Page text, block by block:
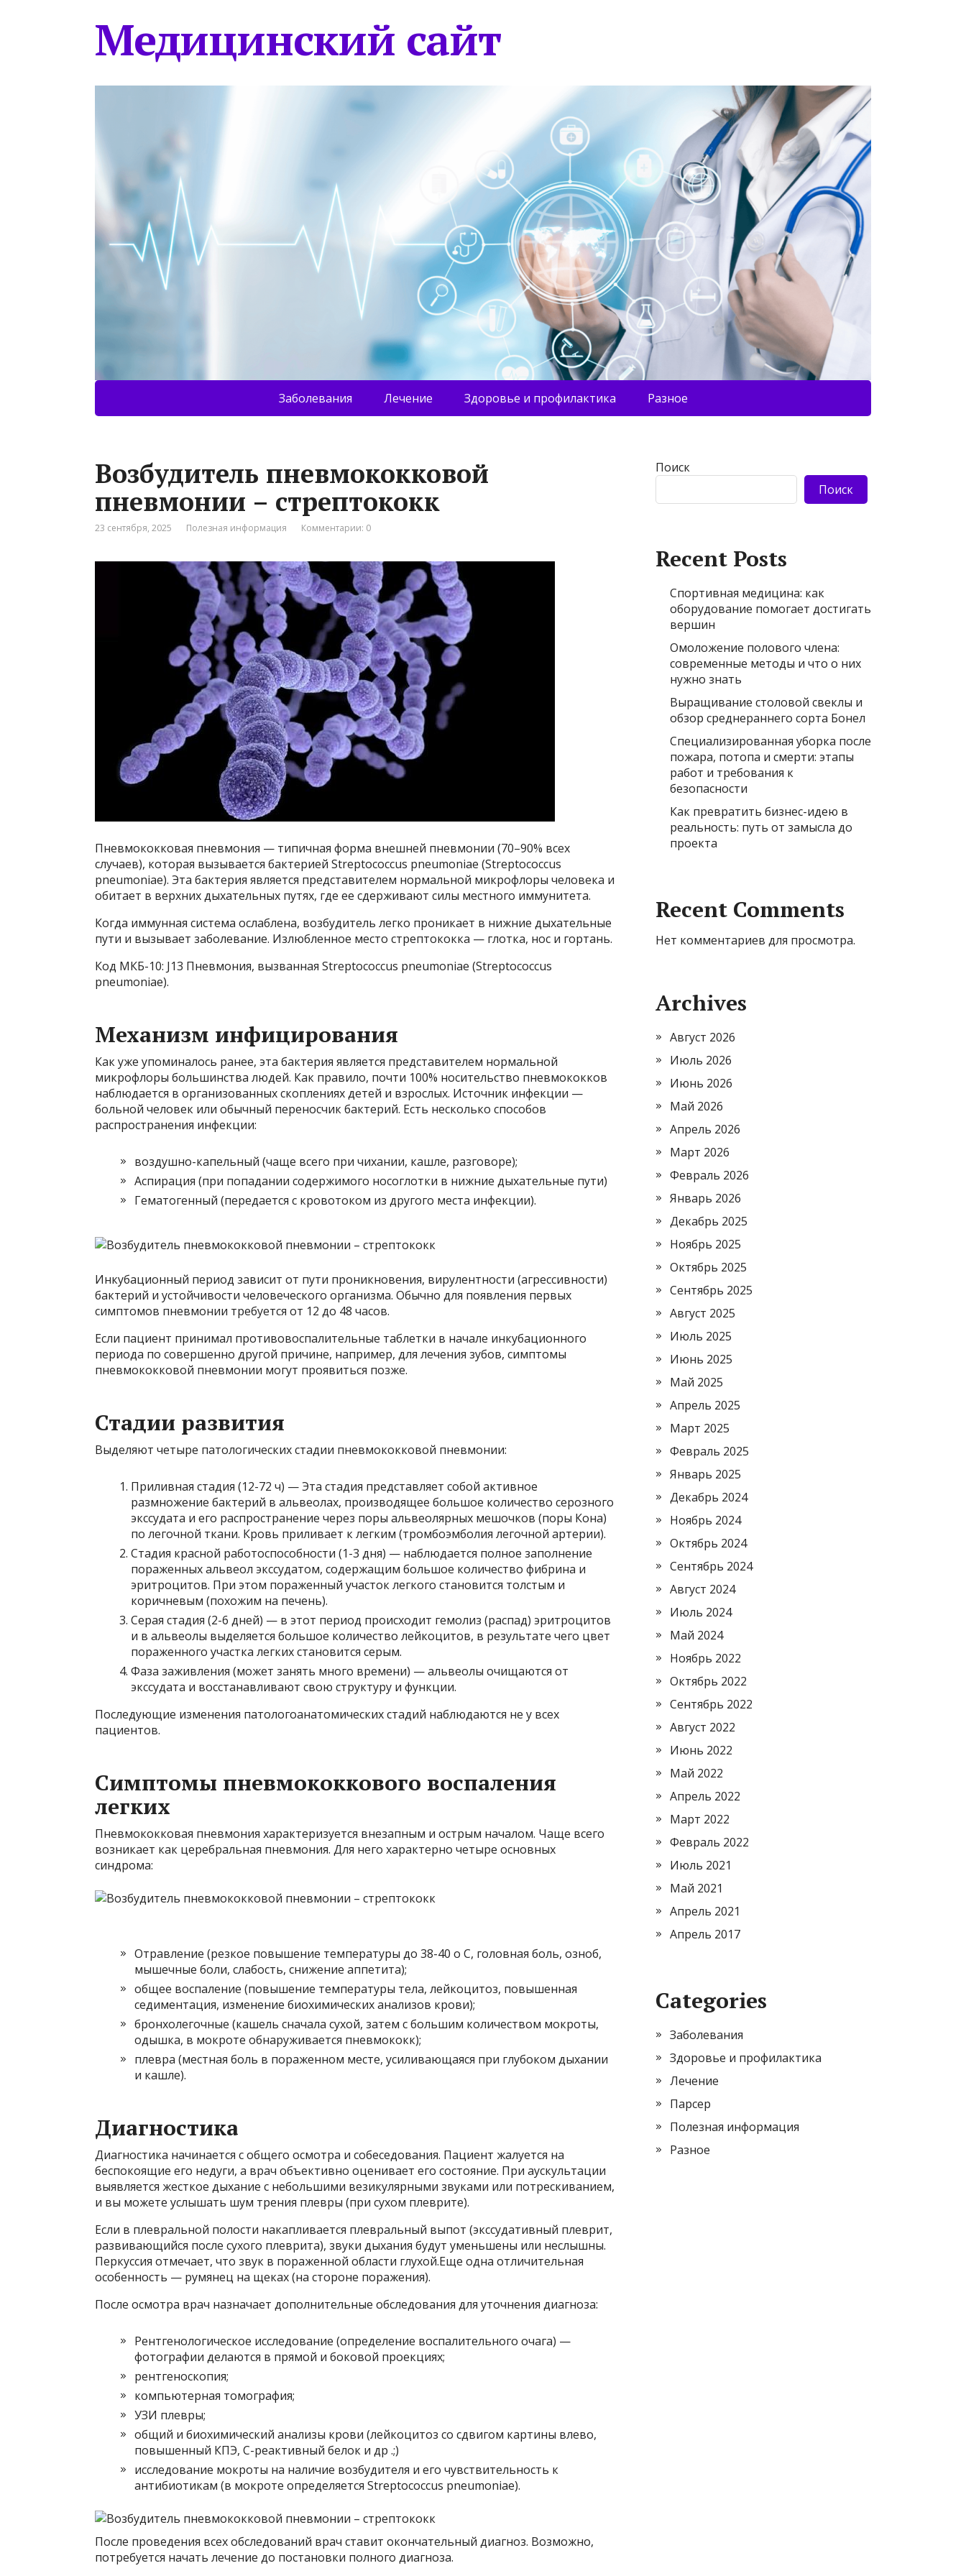
Медицинский сайт
Заболевания Лечение Здоровье и профилактика Разное
Возбудитель пневмококковой
пневмонии – стрептококк
23 сентября, 2025 Полезная информация Комментарии: 0
Пневмококковая пневмония — типичная форма внешней пневмонии (70–90% всех
случаев), которая вызывается бактерией Streptococcus pneumoniae (Streptococcus
pneumoniae). Эта бактерия является представителем нормальной микрофлоры человека и
обитает в верхних дыхательных путях, где ее сдерживают силы местного иммунитета.
Когда иммунная система ослаблена, возбудитель легко проникает в нижние дыхательные
пути и вызывает заболевание. Излюбленное место стрептококка — глотка, нос и гортань.
Код МКБ-10: J13 Пневмония, вызванная Streptococcus pneumoniae (Streptococcus
pneumoniae).
Механизм инфицирования
Как уже упоминалось ранее, эта бактерия является представителем нормальной
микрофлоры большинства людей. Как правило, почти 100% носительство пневмококков
наблюдается в организованных скоплениях детей и взрослых. Источник инфекции —
больной человек или обычный переносчик бактерий. Есть несколько способов
распространения инфекции:
воздушно-капельный (чаще всего при чихании, кашле, разговоре);
Аспирация (при попадании содержимого носоглотки в нижние дыхательные пути)
Гематогенный (передается с кровотоком из другого места инфекции).
Инкубационный период зависит от пути проникновения, вирулентности (агрессивности)
бактерий и устойчивости человеческого организма. Обычно для появления первых
симптомов пневмонии требуется от 12 до 48 часов.
Если пациент принимал противовоспалительные таблетки в начале инкубационного
периода по совершенно другой причине, например, для лечения зубов, симптомы
пневмококковой пневмонии могут проявиться позже.
Стадии развития
Выделяют четыре патологических стадии пневмококковой пневмонии:
Приливная стадия (12-72 ч) — Эта стадия представляет собой активное
размножение бактерий в альвеолах, производящее большое количество серозного
экссудата и его распространение через поры альвеолярных мешочков (поры Кона)
по легочной ткани. Кровь приливает к легким (тромбоэмболия легочной артерии).
Стадия красной работоспособности (1-3 дня) — наблюдается полное заполнение
пораженных альвеол экссудатом, содержащим большое количество фибрина и
эритроцитов. При этом пораженный участок легкого становится толстым и
коричневым (похожим на печень).
Серая стадия (2-6 дней) — в этот период происходит гемолиз (распад) эритроцитов
и в альвеолы ​​выделяется большое количество лейкоцитов, в результате чего цвет
пораженного участка легких становится серым.
Фаза заживления (может занять много времени) — альвеолы ​​очищаются от
экссудата и восстанавливают свою структуру и функции.
Последующие изменения патологоанатомических стадий наблюдаются не у всех
пациентов.
Симптомы пневмококкового воспаления
легких
Пневмококковая пневмония характеризуется внезапным и острым началом. Чаще всего
возникает как церебральная пневмония. Для него характерно четыре основных
синдрома:
Отравление (резкое повышение температуры до 38-40 o C, головная боль, озноб,
мышечные боли, слабость, снижение аппетита);
общее воспаление (повышение температуры тела, лейкоцитоз, повышенная
седиментация, изменение биохимических анализов крови);
бронхолегочные (кашель сначала сухой, затем с большим количеством мокроты,
одышка, в мокроте обнаруживается пневмококк);
плевра (местная боль в пораженном месте, усиливающаяся при глубоком дыхании
и кашле).
Диагностика
Диагностика начинается с общего осмотра и собеседования. Пациент жалуется на
беспокоящие его недуги, а врач объективно оценивает его состояние. При аускультации
выявляется жесткое дыхание с небольшими везикулярными звуками или потрескиванием,
и вы можете услышать шум трения плевры (при сухом плеврите).
Если в плевральной полости накапливается плевральный выпот (экссудативный плеврит,
развивающийся после сухого плеврита), звуки дыхания будут уменьшены или неслышны.
Перкуссия отмечает, что звук в пораженной области глухой.Еще одна отличительная
особенность — румянец на щеках (на стороне поражения).
После осмотра врач назначает дополнительные обследования для уточнения диагноза:
Рентгенологическое исследование (определение воспалительного очага) —
фотографии делаются в прямой и боковой проекциях;
рентгеноскопия;
компьютерная томография;
УЗИ плевры;
общий и биохимический анализы крови (лейкоцитоз со сдвигом картины влево,
повышенный КПЭ, С-реактивный белок и др .;)
исследование мокроты на наличие возбудителя и его чувствительность к
антибиотикам (в мокроте определяется Streptococcus pneumoniae).
После проведения всех обследований врач ставит окончательный диагноз. Возможно,
потребуется начать лечение до постановки полного диагноза.
Поиск
Поиск
Recent Posts
Спортивная медицина: как
оборудование помогает достигать
вершин
Омоложение полового члена:
современные методы и что о них
нужно знать
Выращивание столовой свеклы и
обзор среднераннего сорта Бонел
Специализированная уборка после
пожара, потопа и смерти: этапы
работ и требования к
безопасности
Как превратить бизнес-идею в
реальность: путь от замысла до
проекта
Recent Comments
Нет комментариев для просмотра.
Archives
Август 2026
Июль 2026
Июнь 2026
Май 2026
Апрель 2026
Март 2026
Февраль 2026
Январь 2026
Декабрь 2025
Ноябрь 2025
Октябрь 2025
Сентябрь 2025
Август 2025
Июль 2025
Июнь 2025
Май 2025
Апрель 2025
Март 2025
Февраль 2025
Январь 2025
Декабрь 2024
Ноябрь 2024
Октябрь 2024
Сентябрь 2024
Август 2024
Июль 2024
Май 2024
Ноябрь 2022
Октябрь 2022
Сентябрь 2022
Август 2022
Июнь 2022
Май 2022
Апрель 2022
Март 2022
Февраль 2022
Июль 2021
Май 2021
Апрель 2021
Апрель 2017
Categories
Заболевания
Здоровье и профилактика
Лечение
Парсер
Полезная информация
Разное